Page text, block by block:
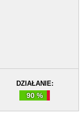
DZIAŁANIE:
90 %